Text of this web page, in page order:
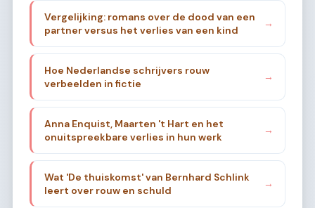
Vergelijking: romans over de dood van een
partner versus het verlies van een kind
→
Hoe Nederlandse schrijvers rouw
verbeelden in fictie
→
Anna Enquist, Maarten 't Hart en het
onuitspreekbare verlies in hun werk
→
Wat 'De thuiskomst' van Bernhard Schlink
leert over rouw en schuld
→